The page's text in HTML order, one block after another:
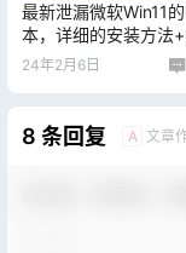
最新泄漏微软Win11
本，详细的安装方法
包，片尾附送分享地
24年2月6日
8 条回复 A 文章